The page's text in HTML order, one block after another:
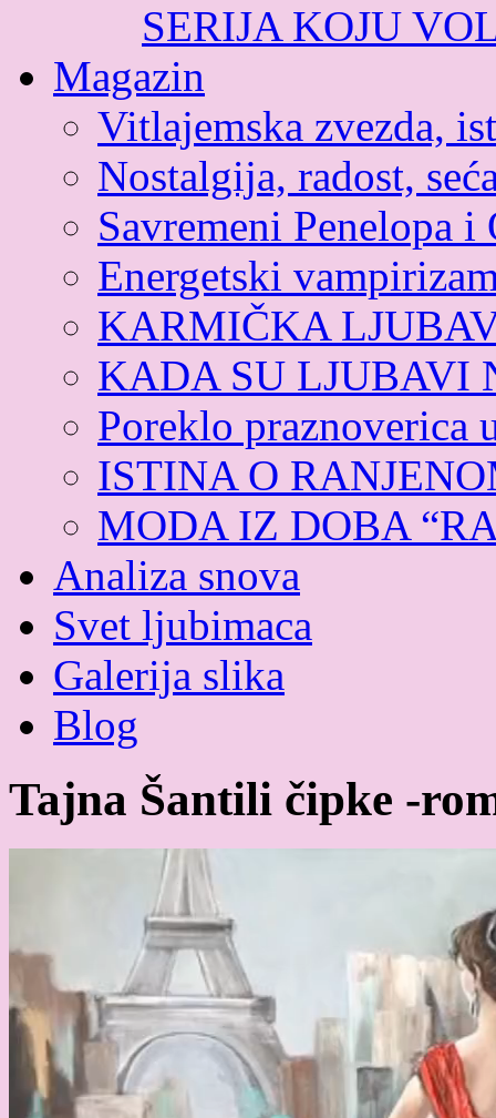
SERIJA KOJU
Magazin
Vitlajemska zvezda,
Nostalgija, radost,
Savremeni Penelopa i
Energetski
KARMIČKA
KADA SU LJUBAVI
Poreklo praznoverica
ISTINA O
MODA IZ DOBA
Analiza snova
Svet ljubimaca
Galerija slika
Blog
Tajna Šantili čipke -